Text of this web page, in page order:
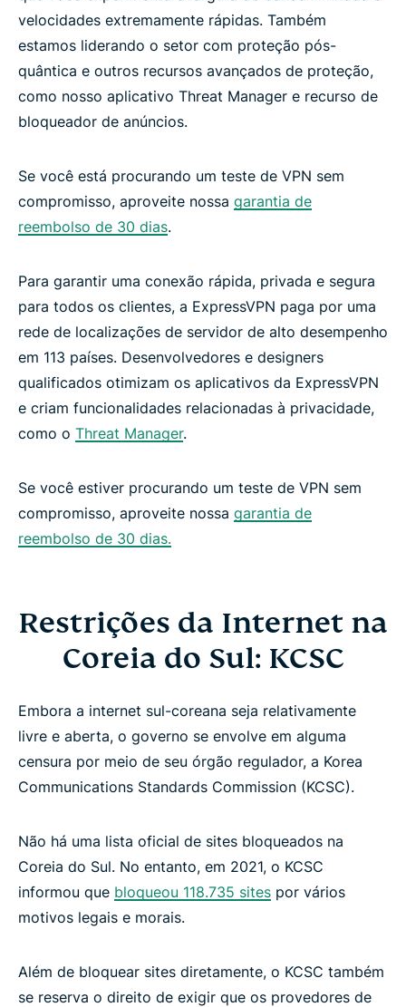
velocidades extremamente rápidas. Também
estamos liderando o setor com proteção pós-
quântica e outros recursos avançados de proteção,
como nosso aplicativo Threat Manager e recurso de
bloqueador de anúncios.
Se você está procurando um teste de VPN sem
compromisso, aproveite nossa garantia de
reembolso de 30 dias.
Para garantir uma conexão rápida, privada e segura
para todos os clientes, a ExpressVPN paga por uma
rede de localizações de servidor de alto desempenho
em 113 países. Desenvolvedores e designers
qualificados otimizam os aplicativos da ExpressVPN
e criam funcionalidades relacionadas à privacidade,
como o Threat Manager.
Se você estiver procurando um teste de VPN sem
compromisso, aproveite nossa garantia de
reembolso de 30 dias.
Restrições da Internet na
Coreia do Sul: KCSC
Embora a internet sul-coreana seja relativamente
livre e aberta, o governo se envolve em alguma
censura por meio de seu órgão regulador, a Korea
Communications Standards Commission (KCSC).
Não há uma lista oficial de sites bloqueados na
Coreia do Sul. No entanto, em 2021, o KCSC
informou que bloqueou 118.735 sites por vários
motivos legais e morais.
Além de bloquear sites diretamente, o KCSC também
se reserva o direito de exigir que os provedores de